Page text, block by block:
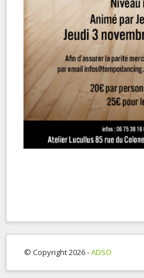
© Copyright 2026 -ADSO